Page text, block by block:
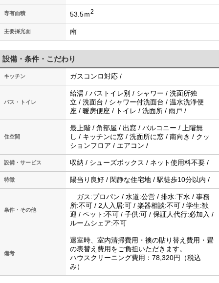
専有面積 53.5ｍ2
主要採光面 南
設備・条件・こだわり
キッチン ガスコンロ対応 /
バス・トイレ
給湯 / バストイレ別 / シャワー / 洗面所独
立 / 洗面台 / シャワー付洗面台 / 温水洗浄便
座 / 暖房便座 / トイレ / 洗面所 / 雨戸 /
住空間
最上階 / 角部屋 / 出窓 / バルコニー / 上階無
し / キッチンに窓 / 洗面所に窓 / 南向き / クッ
ションフロア / エアコン /
設備・サービス 収納 / シューズボックス / ネット使用料不要 /
特徴 陽当り良好 / 閑静な住宅地 / 駅徒歩10分以内 /
条件・その他
ガス:プロパン / 水道:公営 / 排水:下水 / 事務
所:不可 / 2人入居:可 / 楽器相談:不可 / 学生:歓
迎 / ペット:不可 / 子供:可 / 保証人代行:必加入 /
ルームシェア:不可
備考
退室時、室内清掃費用・襖の貼り替え費用・畳
の表替え費用をご負担いただきます。
ハウスクリーニング費用：78,320円（税込
み）